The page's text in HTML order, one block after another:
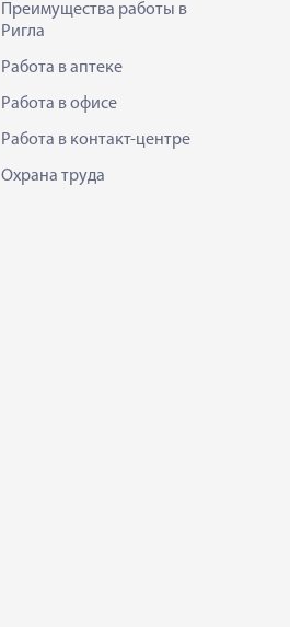
Преимущества работы в
Ригла
Работа в аптеке
Работа в офисе
Работа в контакт-центре
Охрана труда